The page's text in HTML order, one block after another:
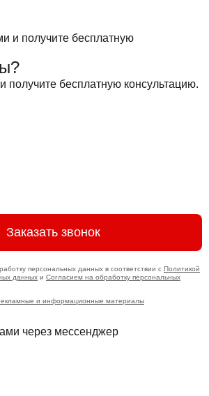
получите бесплатную консультацию.
Заказать звонок
персональных данных в соответствии с Политикой
данных и Согласием на обработку персональных
и информационные материалы
через мессенджер